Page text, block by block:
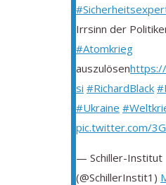
Irrsinn der
#Atomkrieg
auszulösen
si #RichardBlack
#Ukraine
pic.twitter.com/
— Schiller-Institut
(@SchillerInstit1)